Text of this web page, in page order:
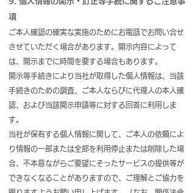
項
ご本人確認の確実な実施のためにお電話でお問い合せ
させていただく場合があります。開示内容によって
は、開示までに時間を要する場合もあります。
開示等手続きにより当社が取得した個人情報は、当該
手続きのための調査、ご本人ならびに代理人の本人確
認、および当該開示申請等に対する回答に利用しま
す。
当社が保有する個人情報に関して、ご本人の依頼によ
り情報の一部または全部を利用停止または削除した場
合、不本意ながらご要望にそったサービスの提供等が
できなくなることがありますので、ご理解とご協力を